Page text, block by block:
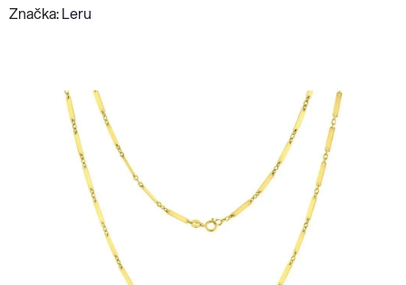
hodnocení
Značka:Leru